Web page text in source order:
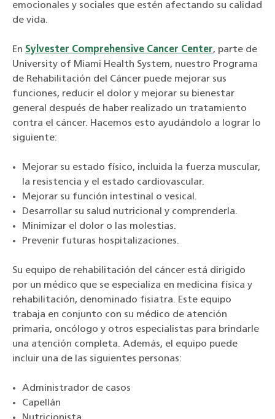
emocionales y sociales que estén afectando su calidad
de vida.
En Sylvester Comprehensive Cancer Center, parte de
University of Miami Health System, nuestro Programa
de Rehabilitación del Cáncer puede mejorar sus
funciones, reducir el dolor y mejorar su bienestar
general después de haber realizado un tratamiento
contra el cáncer. Hacemos esto ayudándolo a lograr lo
siguiente:
Mejorar su estado físico, incluida la fuerza muscular,
la resistencia y el estado cardiovascular.
Mejorar su función intestinal o vesical.
Desarrollar su salud nutricional y comprenderla.
Minimizar el dolor o las molestias.
Prevenir futuras hospitalizaciones.
Su equipo de rehabilitación del cáncer está dirigido
por un médico que se especializa en medicina física y
rehabilitación, denominado fisiatra. Este equipo
trabaja en conjunto con su médico de atención
primaria, oncólogo y otros especialistas para brindarle
una atención completa. Además, el equipo puede
incluir una de las siguientes personas:
Administrador de casos
Capellán